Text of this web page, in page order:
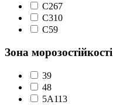
С267
С310
С59
Зона морозостійкості
39
48
5А113